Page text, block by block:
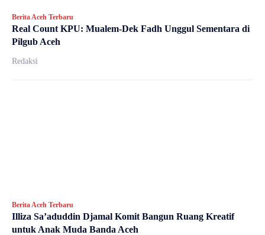
Berita Aceh Terbaru
Real Count KPU: Mualem-Dek Fadh Unggul Sementara di
Pilgub Aceh
Redaksi
Berita Aceh Terbaru
Illiza Sa’aduddin Djamal Komit Bangun Ruang Kreatif
untuk Anak Muda Banda Aceh